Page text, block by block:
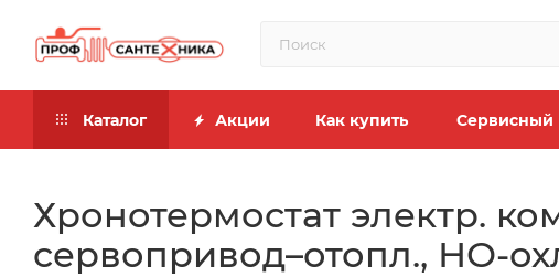
Каталог Акции Как купить Сервисный
Хронотермостат электр.
сервопривод–отопл., НО-